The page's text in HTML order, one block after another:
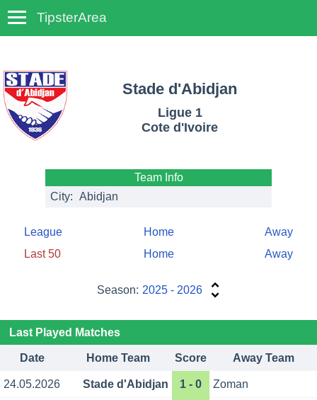
TipsterArea
Stade d'Abidjan
Ligue 1
Cote d'Ivoire
Team Info
City: Abidjan
League Home
Away
Last 50
Home Away
Season: 2025 - 2026
Last Played Matches
Date Home Team Score Away Team
24.05.2026 Stade d'Abidjan 1 - 0 Zoman